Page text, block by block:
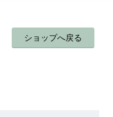
ショップへ戻る